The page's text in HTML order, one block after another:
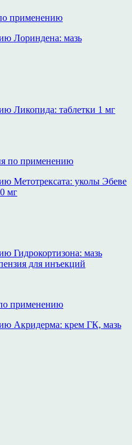
Лориндена: мазь
Ликопида: таблетки 1 мг
Метотрексата: уколы Эбеве
мг
Гидрокортизона: мазь
для инъекций
Акридерма: крем ГК, мазь